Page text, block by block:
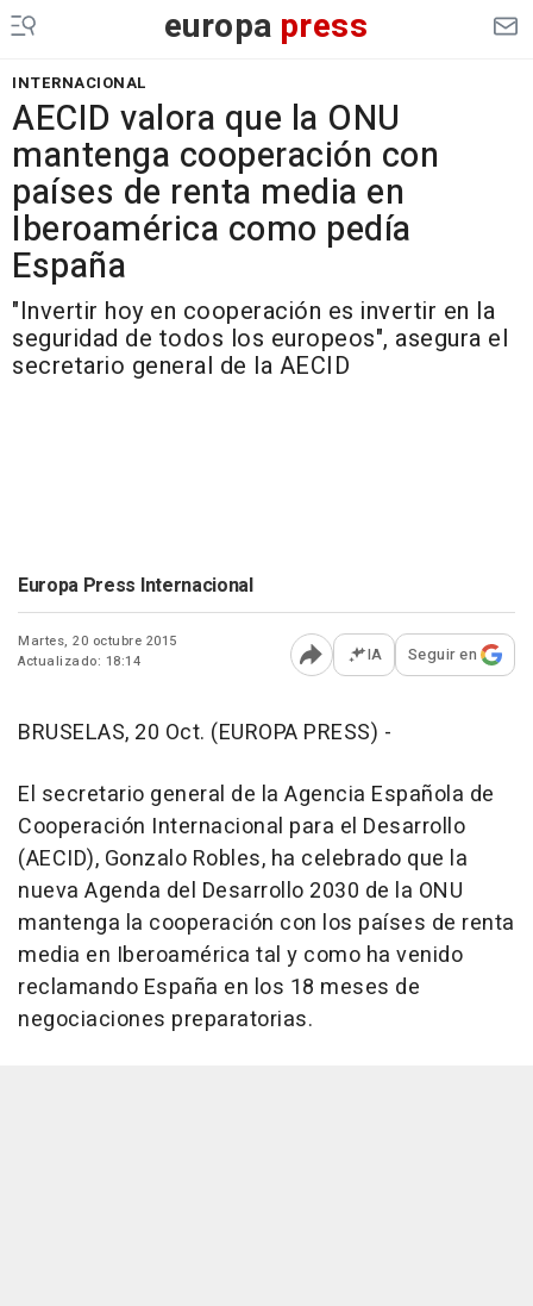
europa press
INTERNACIONAL
AECID valora que la ONU
mantenga cooperación con
países de renta media en
Iberoamérica como pedía
España
"Invertir hoy en cooperación es invertir en la
seguridad de todos los europeos", asegura el
secretario general de la AECID
Europa Press Internacional
Martes, 20 octubre 2015
Actualizado: 18:14
Abrir opciones para
IA Seguir en
BRUSELAS, 20 Oct. (EUROPA PRESS) -
El secretario general de la Agencia Española de
Cooperación Internacional para el Desarrollo
(AECID), Gonzalo Robles, ha celebrado que la
nueva Agenda del Desarrollo 2030 de la ONU
mantenga la cooperación con los países de renta
media en Iberoamérica tal y como ha venido
reclamando España en los 18 meses de
negociaciones preparatorias.